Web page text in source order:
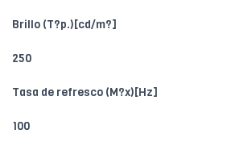
Brillo (T?p.)[cd/m?]
250
Tasa de refresco (M?x)[Hz]
100